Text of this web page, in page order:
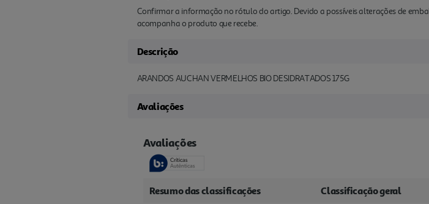
Confirmar a informação no rótulo do artigo. Devido a possíveis alterações de
acompanha o produto que recebe.
Descrição
ARANDOS AUCHAN VERMELHOS BIO DESIDRATADOS 175G
Avaliações